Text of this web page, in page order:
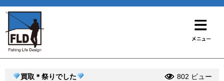
買取＊祭りでした 802 ビュー